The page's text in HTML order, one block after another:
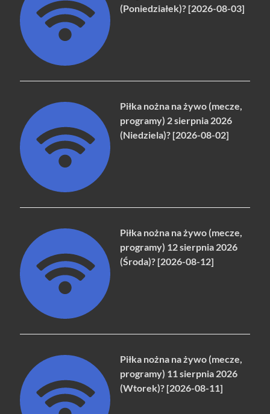
(Poniedziałek)? [2026-08-03]
Piłka nożna na żywo (mecze,
programy) 2 sierpnia 2026
(Niedziela)? [2026-08-02]
Piłka nożna na żywo (mecze,
programy) 12 sierpnia 2026
(Środa)? [2026-08-12]
Piłka nożna na żywo (mecze,
programy) 11 sierpnia 2026
(Wtorek)? [2026-08-11]